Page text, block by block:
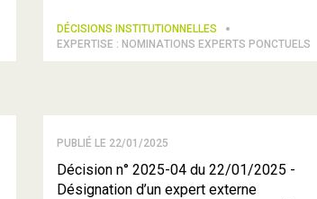
DÉCISIONS INSTITUTIONNELLES
EXPERTISE : NOMINATIONS EXPERTS PONCTUELS
PUBLIÉ LE 22/01/2025
Décision n° 2025-04 du 22/01/2025 -
Désignation d’un expert externe